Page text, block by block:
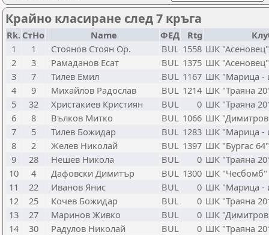
Крайно класиране след 7 кръга
Rk. СтНо Name ФЕД Rtg
1
1 Стоянов Стоян Ор. BUL 1558 ШК
2
3 Рамаданов Есат BUL 1375 ШК
3
7 Тилев Емил BUL 1167 ШК "Марица -
4
9 Михайлов Радослав BUL 1214 ШК "Траяна
5
32 Христакиев Кристиян BUL 0 ШК "Траяна
6
8 Вълков Митко BUL 1066 ШК
7
5 Тилев Божидар BUL 1283 ШК "Марица -
8
2 Желев Николай BUL 1397 ШК "Бургас 64"
9
28 Нешев Никола BUL 0 ШК "Траяна
10
4 Дафовски Димитър BUL 1300 ШК "Чесбомб"
11
22 Иванов Янис BUL 0 ШК "Марица -
12
25 Кочев Божидар BUL 0 ШК "Траяна
13
27 Маринов Живко BUL 0 ШК
14
30 Радулов Николай BUL 0 ШК "Траяна